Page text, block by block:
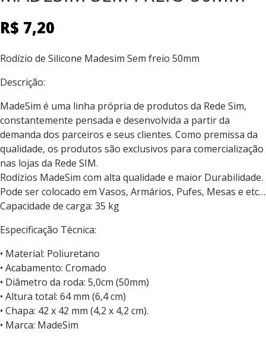
R$ 7,20
Rodízio de Silicone Madesim Sem freio 50mm
Descrição:
MadeSim é uma linha própria de produtos da Rede Sim,
constantemente pensada e desenvolvida a partir da
demanda dos parceiros e seus clientes. Como premissa da
qualidade, os produtos são exclusivos para comercialização
nas lojas da Rede SIM.
Rodízios MadeSim com alta qualidade e maior Durabilidade.
Pode ser colocado em Vasos, Armários, Pufes, Mesas e etc…
Capacidade de carga: 35 kg
Especificação Técnica:
• Material: Poliuretano
• Acabamento: Cromado
• Diâmetro da roda: 5,0cm (50mm)
• Altura total: 64 mm (6,4 cm)
• Chapa: 42 x 42 mm (4,2 x 4,2 cm).
• Marca: MadeSim